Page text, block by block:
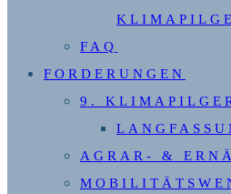
FAQ
FORDERUNGEN
9.
AGRAR- &